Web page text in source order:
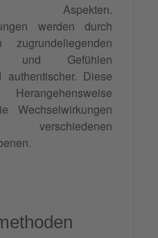
Aspekten.
werden durch
und Gefühlen
authentischer. Diese
Wechselwirkungen